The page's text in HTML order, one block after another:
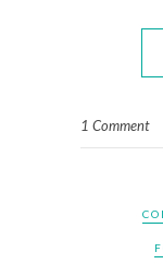
1 Comment